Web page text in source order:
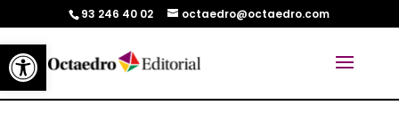
Abrir barra de herramientas
93 246 40 02 octaedro@octaedro.com